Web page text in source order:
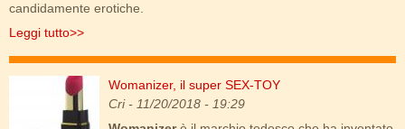
candidamente erotiche.
Leggi tutto>>
2go_front.jpg
Womanizer, il super SEX-TOY
Cri- 11/20/2018 - 19:29